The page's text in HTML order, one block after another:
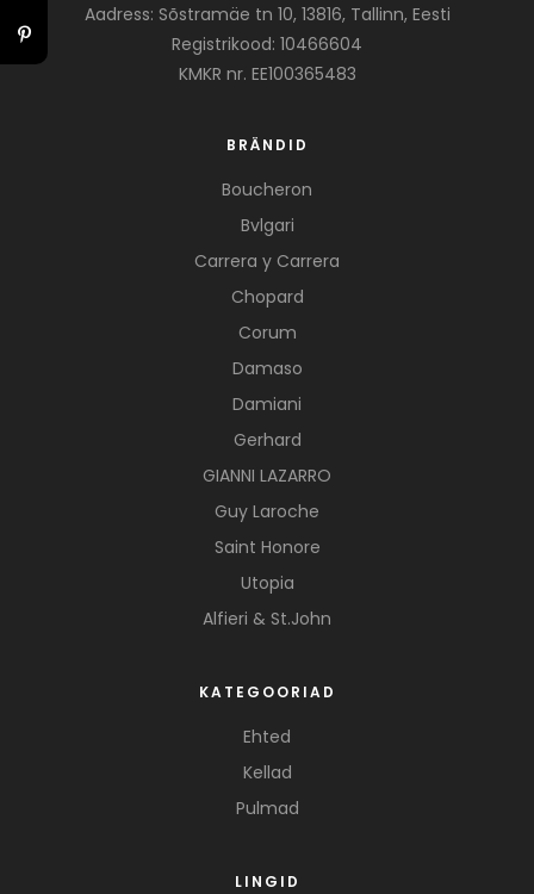
Aadress: Sõstramäe tn 10, 13816, Tallinn, Eesti
Registrikood: 10466604
KMKR nr. EE100365483
BRÄNDID
Boucheron
Bvlgari
Carrera y Carrera
Chopard
Corum
Damaso
Damiani
Gerhard
GIANNI LAZARRO
Guy Laroche
Saint Honore
Utopia
Alfieri & St.John
KATEGOORIAD
Ehted
Kellad
Pulmad
LINGID